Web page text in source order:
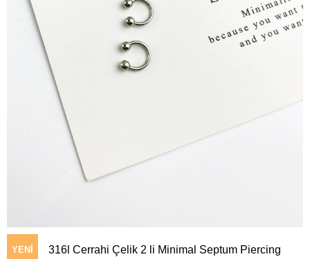
YENI 316l Cerrahi Çelik 2 li Minimal Septum Piercing